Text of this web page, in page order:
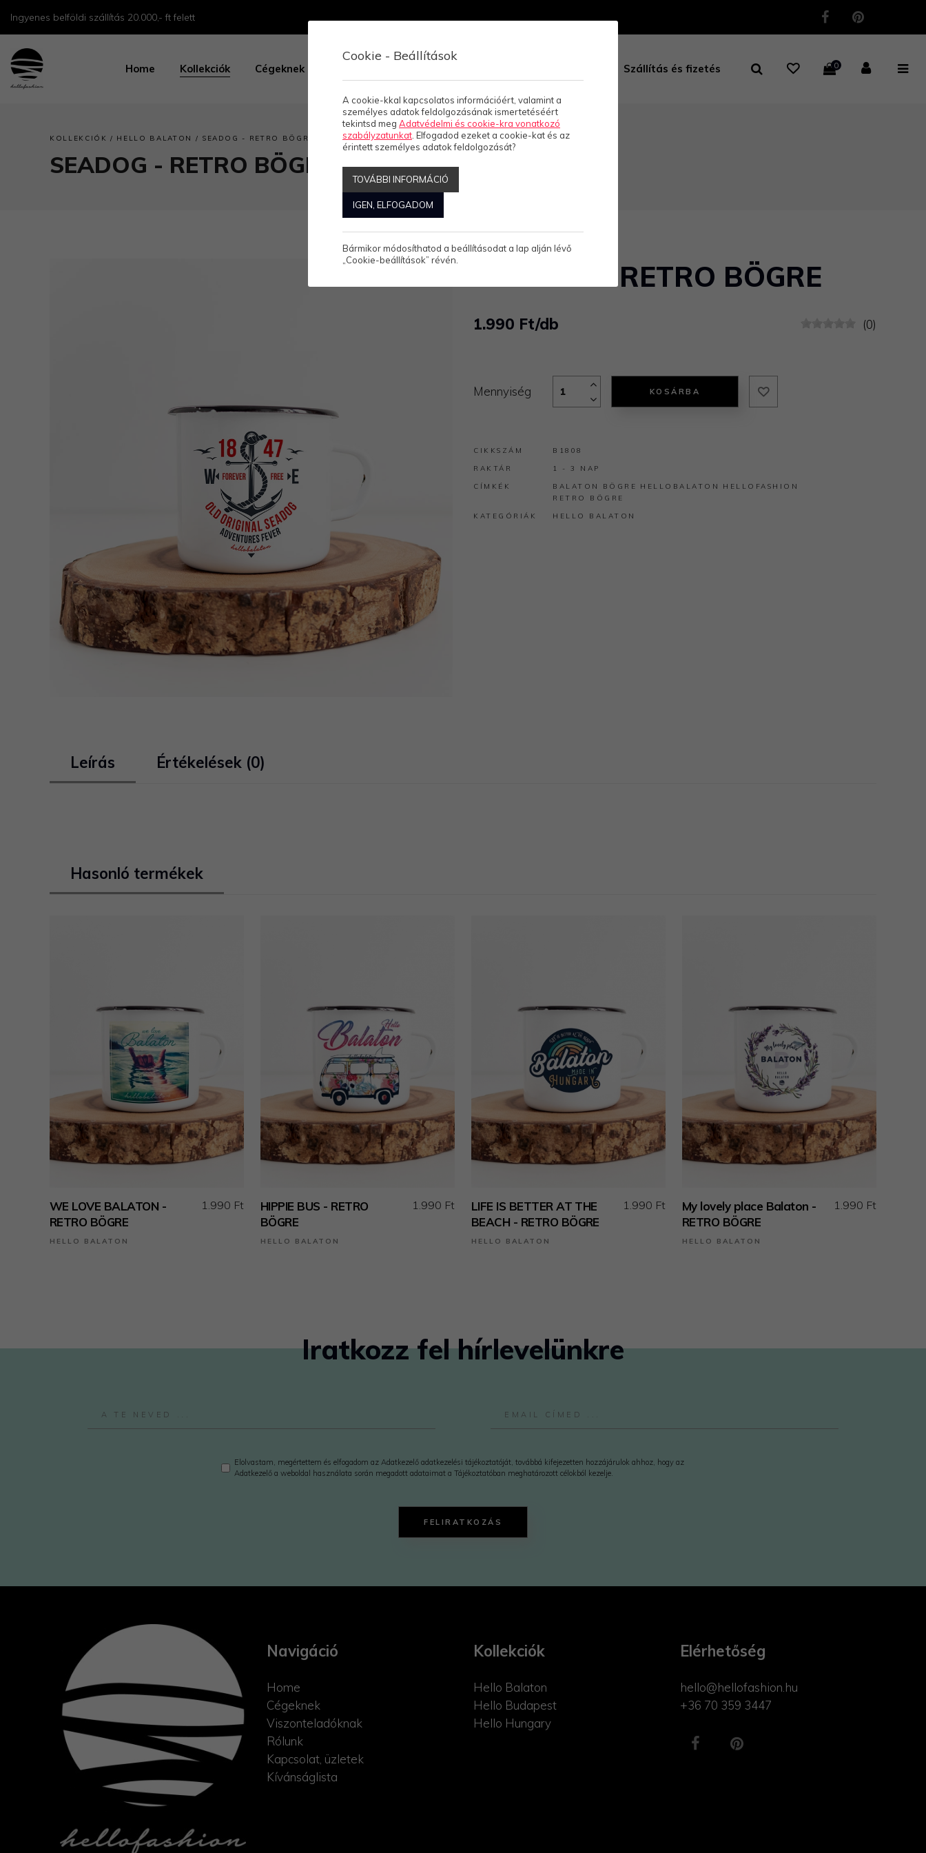
Ingyenes belföldi szállítás 20.000,- ft felett
Home Kollekciók Cégeknek Szállítás és fizetés 0
KOLLEKCIÓK / HELLO BALATON / SEADOG - RETRO BÖGRE
SEADOG - RETRO BÖGRE
SEADOG - RETRO BÖGRE
1.990 Ft/db (0)
Mennyiség KOSÁRBA
CIKKSZÁM
B1808
RAKTÁR
1 - 3 NAP
CÍMKÉK
BALATON BÖGRE HELLOBALATON
HELLOFASHION
RETRO BÖGRE
KATEGÓRIÁK
HELLO BALATON
Leírás Értékelések (0)
Hasonló termékek
WE LOVE BALATON -
RETRO BÖGRE
HELLO BALATON
1.990 Ft
HIPPIE BUS - RETRO
BÖGRE
HELLO BALATON
1.990 Ft
LIFE IS BETTER AT THE
BEACH - RETRO BÖGRE
HELLO BALATON
1.990 Ft
My lovely place Balaton -
RETRO BÖGRE
HELLO BALATON
1.990 Ft
Iratkozz fel hírlevelünkre
Elolvastam, megértettem és elfogadom az Adatkezelő adatkezelési tájékoztatóját, továbbá kifejezetten hozzájárulok ahhoz, hogy az
Adatkezelő a weboldal használata során megadott adataimat a Tájékoztatóban meghatározott célokból kezelje.
FELIRATKOZÁS
Navigáció
Home
Cégeknek
Viszonteladóknak
Rólunk
Kapcsolat, üzletek
Kívánságlista
Kollekciók
Hello Balaton
Hello Budapest
Hello Hungary
Elérhetőség
hello@hellofashion.hu
+36 70 359 3447
Cookie - Beállítások
A cookie-kkal kapcsolatos információért, valamint a
személyes adatok feldolgozásának ismertetéséért
tekintsd meg Adatvédelmi és cookie-kra vonatkozó
szabályzatunkat . Elfogadod ezeket a cookie-kat és az
érintett személyes adatok feldolgozását?
TOVÁBBI INFORMÁCIÓ
IGEN, ELFOGADOM
Bármikor módosíthatod a beállításodat a lap alján lévő
„Cookie-beállítások” révén.